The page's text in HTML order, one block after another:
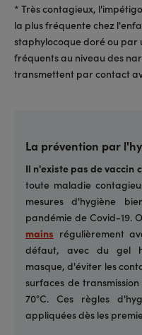
* Très contagieux,
la plus fréquente chez
staphylocoque doré ou par
fréquents au niveau des
transmettent par contact
La prévention par
Il n'existe pas de vaccin
toute maladie
mesures d'hygiène
pandémie de Covid-19.
mains régulièrement
défaut, avec du gel
masque, d'éviter les
surfaces de
70°C. Ces règles
appliquées dès les